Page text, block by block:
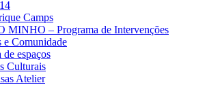
Camps
MINHO – Programa de Intervenções
e Comunidade
de espaços
Culturais
Atelier